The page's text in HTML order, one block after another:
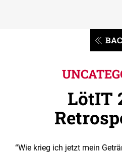
LötIT
“Wie krieg ich jetzt mein